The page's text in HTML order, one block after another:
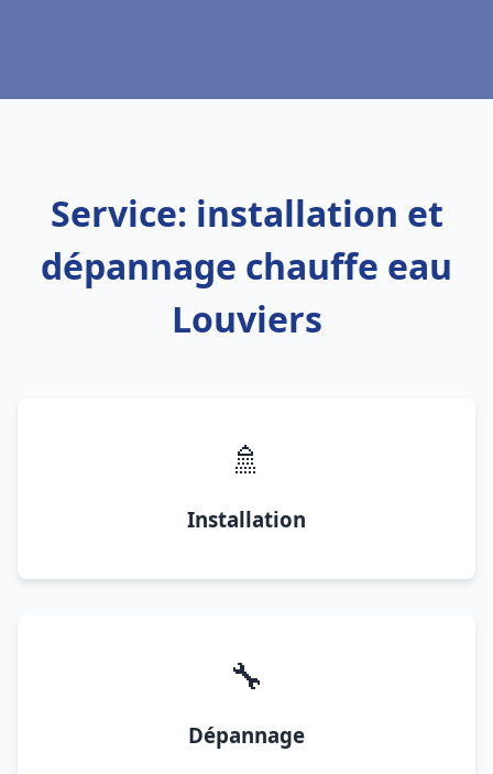
Service: installation et
dépannage chauffe eau
Louviers
🚿
Installation
🔧
Dépannage